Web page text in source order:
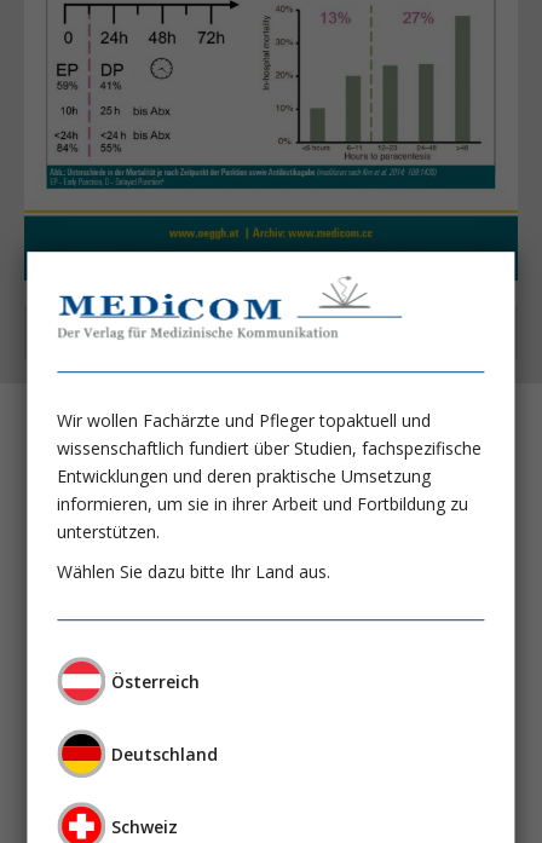
Kostenfrei auch als App
Spontan bakterielle Peritonitis
Dr. med. David Voigt
Vorwort der ÖGGH
Univ.-Prof. Dr. Harald Hofer
Highlights der Highlights
Prim. Prof. Dr. Rainer Schöfl
Mikrobiomtransplantation bei
Clostridioides difficile-Infektionen:
Wir wollen Fachärzte und Pfleger topaktuell und
wissenschaftlich fundiert über Studien, fachspezifische
Entwicklungen und deren praktische Umsetzung
informieren, um sie in ihrer Arbeit und Fortbildung zu
unterstützen.
Wählen Sie dazu bitte Ihr Land aus.
Österreich
Deutschland
Schweiz